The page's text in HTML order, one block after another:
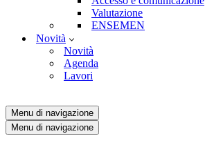
Valutazione
ENSEMEN
Novità
Novità
Agenda
Lavori
Menu di navigazione
Menu di navigazione